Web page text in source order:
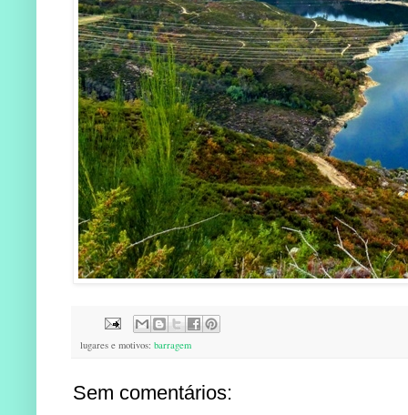
lugares e motivos: barragem
Sem comentários: